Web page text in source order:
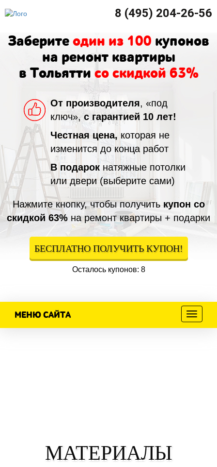
8 (495) 204-26-56
Заберитеодин из 100 купонов
на ремонт квартиры
в Тольятти со скидкой 63%
От производителя, «под
ключ»,с гарантией 10 лет!
Честная цена, которая не
изменится до конца работ
В подарок натяжные потолки
или двери (выберите сами)
Нажмите кнопку, чтобы получитькупон со
скидкой 63% на ремонт квартиры + подарки
БЕСПЛАТНО ПОЛУЧИТЬ КУПОН!
Осталось купонов: 8
Меню
МЕНЮ САЙТА
МАТЕРИАЛЫ